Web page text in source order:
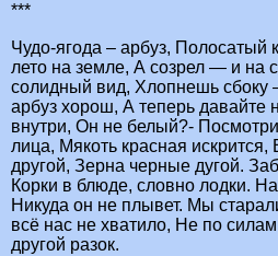
***
Чудо-ягода – арбуз, Полосатый
лето на земле, А созрел — и на
солидный вид, Хлопнешь сбоку
арбуз хорош, А теперь давайте
внутри, Он не белый?-
лица, Мякоть красная искрится,
другой, Зерна черные дугой.
Корки в блюде, словно лодки.
Никуда он не плывет. Мы
всё нас не хватило, Не по
другой разок.